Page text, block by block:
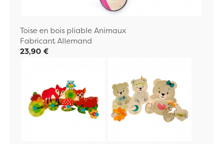
Toise en bois pliable Animaux
Fabricant Allemand
23,90 €